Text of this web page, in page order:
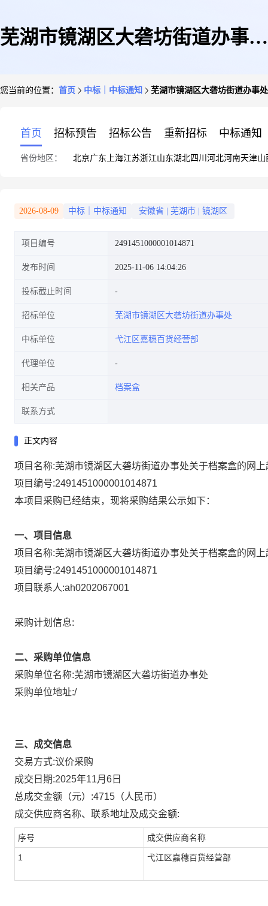
芜湖市镜湖区大砻坊街道办事处
您当前的位置： 首页 中标｜中标通知 芜湖市镜湖区大砻坊街道办事
首页 招标预告 招标公告 重新招标 中标通知
省份地区： 北京广东 上海江苏浙江山东湖北四川 河北河南天津山
2026-08-09 中标｜中标通知 安徽省 芜湖市 镜湖区
项目编号 2491451000001014871
发布时间 2025-11-06 14:04:26
投标截止时间
招标单位 芜湖市镜湖区大砻坊街道办事处
中标单位 弋江区嘉穗百货经营部
代理单位
相关产品 档案盒
联系方式
正文内容
项目名称:芜湖市镜湖区大砻坊街道办事处关于档案盒的网
项目编号:2491451000001014871
本项目采购已经结束，现将采购结果公示如下：
一、项目信息
项目名称:芜湖市镜湖区大砻坊街道办事处关于档案盒的网
项目编号:2491451000001014871
项目联系人:ah0202067001
采购计划信息:
二、采购单位信息
采购单位名称:芜湖市镜湖区大砻坊街道办事处
采购单位地址:/
三、成交信息
交易方式:议价采购
成交日期:2025年11月6日
总成交金额（元）:4715 （人民币）
成交供应商名称、联系地址及成交金额:
序号 成交供应商名称
1 弋江区嘉穗百货经营部